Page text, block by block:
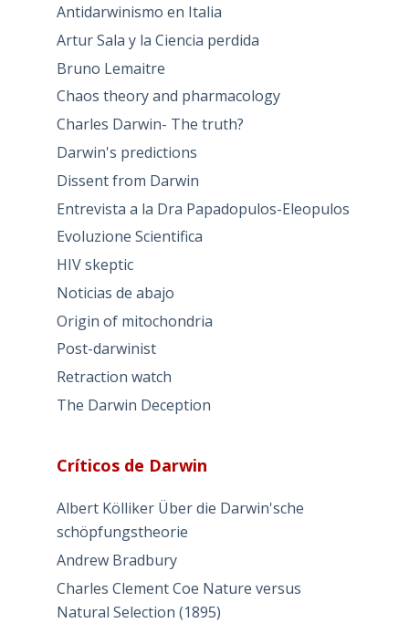
Antidarwinismo en Italia
Artur Sala y la Ciencia perdida
Bruno Lemaitre
Chaos theory and pharmacology
Charles Darwin- The truth?
Darwin's predictions
Dissent from Darwin
Entrevista a la Dra Papadopulos-Eleopulos
Evoluzione Scientifica
HIV skeptic
Noticias de abajo
Origin of mitochondria
Post-darwinist
Retraction watch
The Darwin Deception
Críticos de Darwin
Albert Kölliker Über die Darwin'sche
schöpfungstheorie
Andrew Bradbury
Charles Clement Coe Nature versus
Natural Selection (1895)